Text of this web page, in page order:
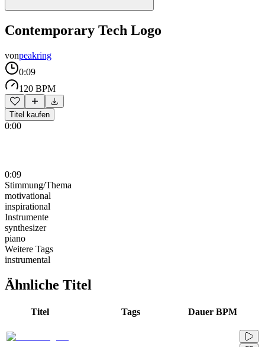
Contemporary Tech Logo
vonpeakring
0:09
120 BPM
Titel kaufen
0:00
0:09
Stimmung/Thema
motivational
inspirational
Instrumente
synthesizer
piano
Weitere Tags
instrumental
Ähnliche Titel
Titel Tags Dauer BPM